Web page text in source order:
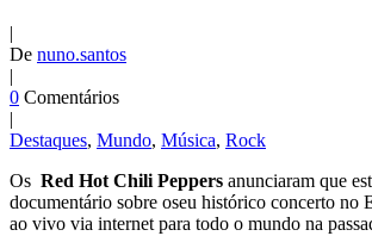
|
De nuno.santos
|
0 Comentários
|
Destaques, Mundo, Música, Rock
Os Red Hot Chili Peppers anunciaram que
documentário sobre oseu histórico concerto no
ao vivo via internet para todo o mundo na